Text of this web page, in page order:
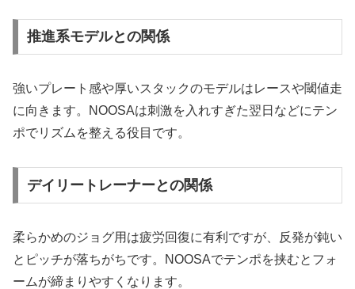
推進系モデルとの関係
強いプレート感や厚いスタックのモデルはレースや閾値走
に向きます。NOOSAは刺激を入れすぎた翌日などにテン
ポでリズムを整える役目です。
デイリートレーナーとの関係
柔らかめのジョグ用は疲労回復に有利ですが、反発が鈍い
とピッチが落ちがちです。NOOSAでテンポを挟むとフォ
ームが締まりやすくなります。